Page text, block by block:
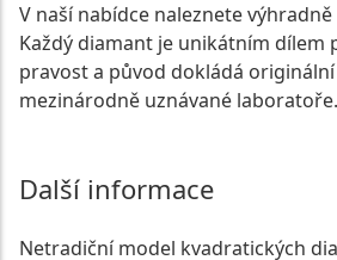
V naší nabídce naleznete
Každý diamant je unikátním dílem
pravost a původ dokládá
mezinárodně uznávané laboratoře.
Další informace
Netradiční model kvadratických